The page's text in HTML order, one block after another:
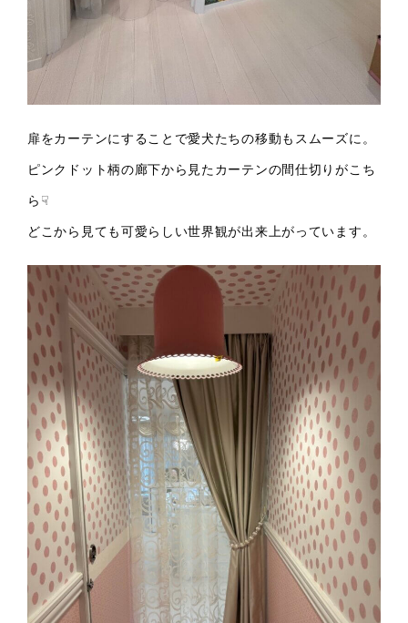
扉をカーテンにすることで愛犬たちの移動もスムーズに。
ピンクドット柄の廊下から見たカーテンの間仕切りがこち
ら☟
どこから見ても可愛らしい世界観が出来上がっています。